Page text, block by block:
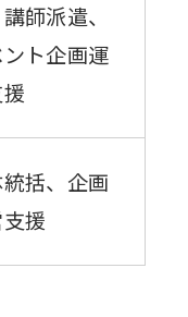
師派遣、
ト企画運
括、企画
援